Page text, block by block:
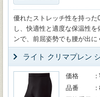
優れたストレッチ性を持っ
し、快適性と適度な保温性
ンで、前屈姿勢でも腰が出に
ライト クリマプレン
価格
品番